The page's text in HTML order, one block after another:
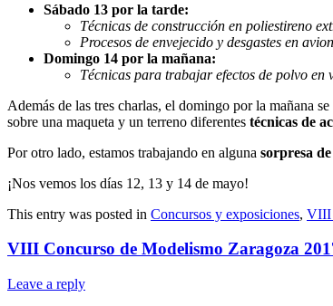
Sábado 13 por la tarde:
Técnicas de construcción en poliestireno
Procesos de envejecido y desgastes en
Domingo 14 por la mañana:
Técnicas para trabajar efectos de polvo en
Además de las tres charlas, el domingo por la mañana se
sobre una maqueta y un terreno diferentes técnicas de
Por otro lado, estamos trabajando en alguna sorpresa
¡Nos vemos los días 12, 13 y 14 de mayo!
This entry was posted in Concursos y exposiciones, VIII
VIII Concurso de Modelismo Zaragoza
Leave a reply